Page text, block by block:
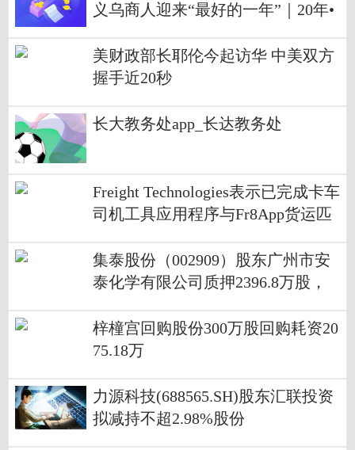
义乌商人迎来“最好的一年”｜20年•
美财政部长耶伦今起访华 中美双方
握手近20秒
长大教务处app_长达教务处
Freight Technologies表示已完成卡车
司机工具应用程序与Fr8App货运匹
集泰股份（002909）股东广州市安
泰化学有限公司质押2396.8万股，
梓橦宫回购股份300万股回购耗资20
75.18万
力源科技(688565.SH)股东汇联投资
拟减持不超2.98%股份